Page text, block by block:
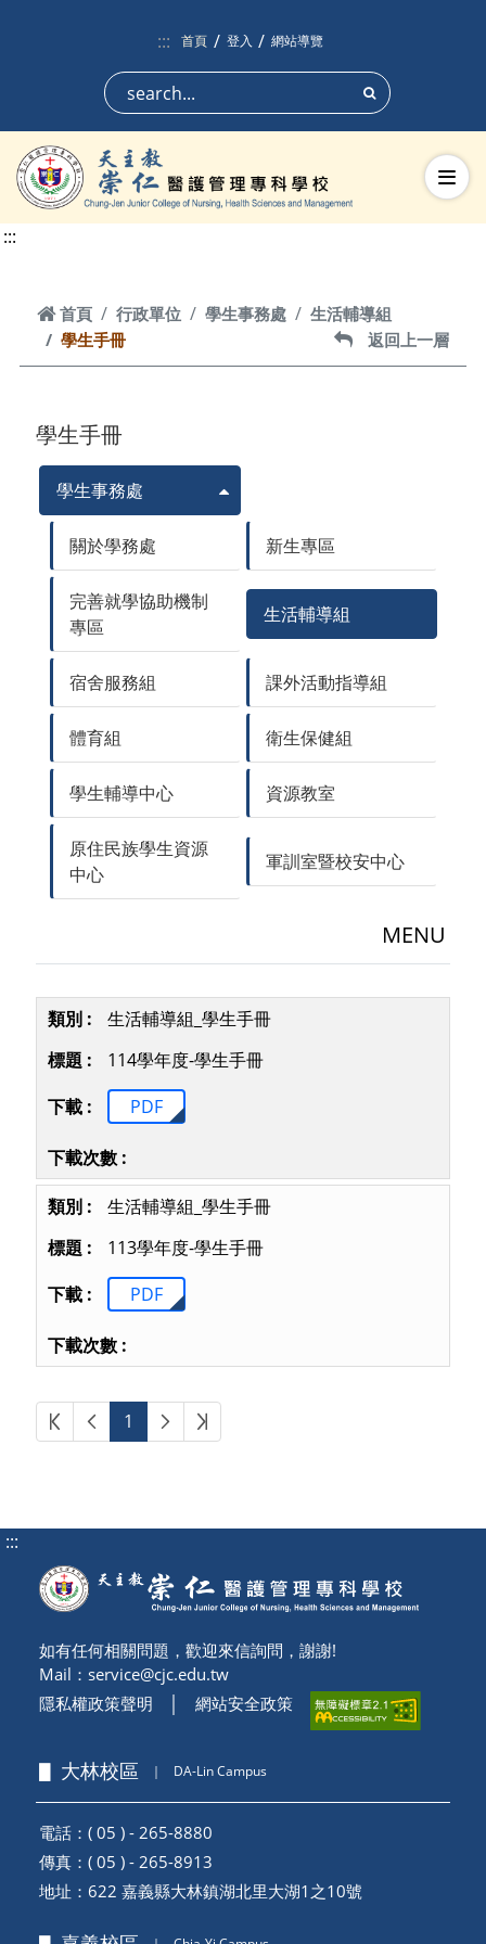
:::
首頁 登入 網站導覽
搜尋
切換
:::
首頁
首頁 行政單位 學生事務處
生活輔導組
學生手冊
返回上一層
返回上一層
學生手冊
學生事務處
關於學務處 新生專區
完善就學協助機制
專區
生活輔導組
宿舍服務組 課外活動指導組
體育組 衛生保健組
學生輔導中心 資源教室
原住民族學生資源
中心
軍訓室暨校安中心
MENU
生活輔導組_學生手冊
114學年度-學生手冊
PDF
生活輔導組_學生手冊
113學年度-學生手冊
PDF
第一頁上一頁
1 下一頁最後頁
:::
如有任何相關問題，歡迎來信詢問，謝謝!
Mail： service@cjc.edu.tw
隱私權政策聲明
網站安全政策
▋ 大林校區 ｜ DA-Lin Campus
電話：( 05 ) - 265-8880
傳真：( 05 ) - 265-8913
地址： 622 嘉義縣大林鎮湖北里大湖1之10號